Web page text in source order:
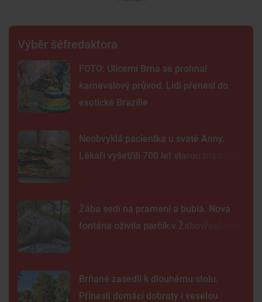
Výběr šéfredaktora
FOTO: Ulicemi Brna se prohnal
karnevalový průvod. Lidi přenesl do
exotické Brazílie
Neobvyklá pacientka u svaté Anny.
Lékaři vyšetřili 700 let starou madonu
Žába sedí na prameni a bublá. Nová
fontána oživila parčík v Žabovřeskách
Brňané zasedli k dlouhému stolu.
Přinesli domácí dobroty i veselou